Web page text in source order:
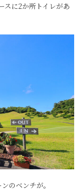
スに2か所トイレがあ
のベンチが。